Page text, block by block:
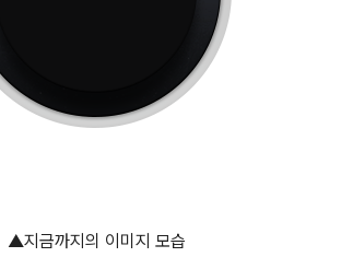
▲지금까지의 이미지 모습